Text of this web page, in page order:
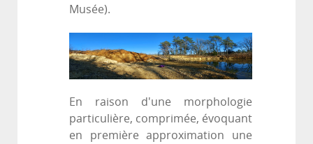
Musée).
En raison d'une morphologie
particulière, comprimée, évoquant
en première approximation une